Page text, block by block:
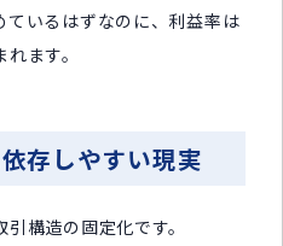
いるはずなのに、利益率は
ます。
存しやすい現実
構造の固定化です。